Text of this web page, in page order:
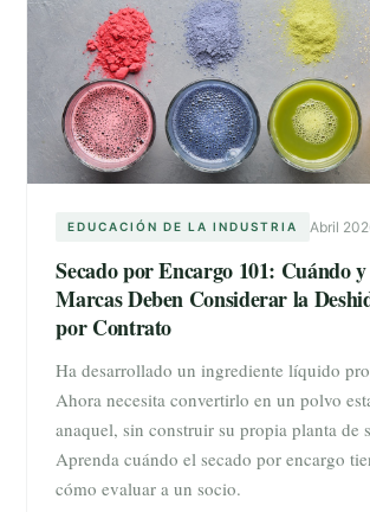
EDUCACIÓN DE LA INDUSTRIA Abril
Secado por Encargo 101: Cuándo
Marcas Deben Considerar la
por Contrato
Ha desarrollado un ingrediente líquido
Ahora necesita convertirlo en un polvo
anaquel, sin construir su propia planta de
Aprenda cuándo el secado por encargo
cómo evaluar a un socio.